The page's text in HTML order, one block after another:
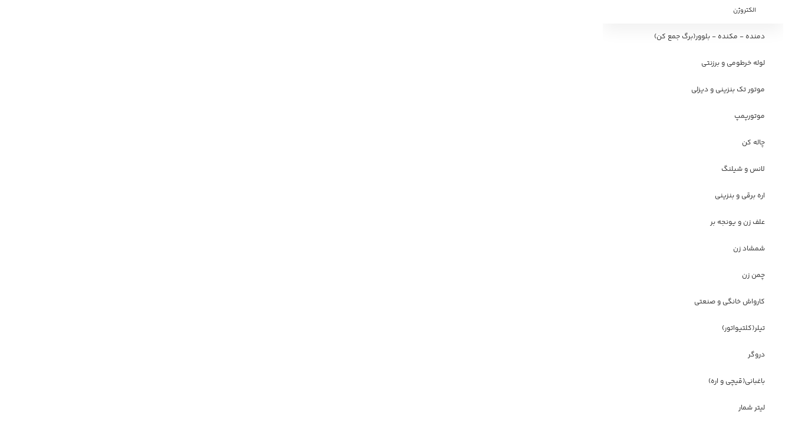
الکتروژن
دمنده - مکنده - بلوور(برگ جمع کن)
لوله خرطومی و برزنتی
موتور تک بنزینی و دیزلی
موتورپمپ
چاله کن
لانس و شیلنگ
اره برقی و بنزینی
علف زن و یونجه بر
شمشاد زن
چمن زن
کارواش خانگی و صنعتی
تیلر(کلتیواتور)
دروگر
باغبانی(قیچی و اره)
لیتر شمار